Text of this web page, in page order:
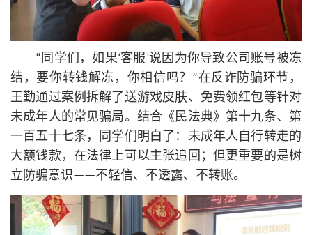
“同学们，如果‘客服’说因为你导致公司账号被冻
结，要你转钱解冻，你相信吗？”在反诈防骗环节，
王勤通过案例拆解了送游戏皮肤、免费领红包等针对
未成年人的常见骗局。结合《民法典》第十九条、第
一百五十七条，同学们明白了：未成年人自行转走的
大额钱款，在法律上可以主张追回；但更重要的是树
立防骗意识——不轻信、不透露、不转账。